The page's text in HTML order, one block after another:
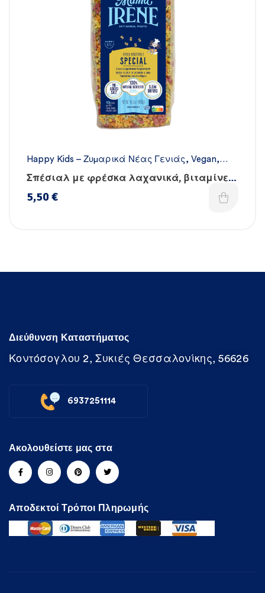
Happy Kids – Ζυμαρικά Νέας Γενιάς , Vegan,
Όλα τα ζυμαρικά, Χειροποίητα
Σπέσιαλ με φρέσκα λαχανικά, βιταμίνες
& σίδηρο
5,50€
Διεύθυνση Καταστήματος
Κοντόσογλου 2, Συκιές Θεσσαλονίκης, 56626
6937251114
Ακολουθείστε μας στα
Αποδεκτοί Τρόποι Πληρωμής